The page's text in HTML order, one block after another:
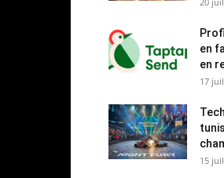
en
en
17
15